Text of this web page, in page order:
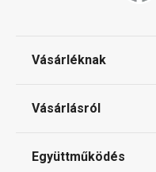
Vásárléknak
Gyakori kérdések
Vásárlásról
Együttműködés